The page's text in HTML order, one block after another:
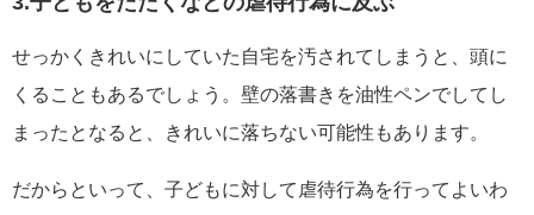
せっかくきれいにしていた自宅を汚されてしまうと、頭に
くることもあるでしょう。壁の落書きを油性ペンでしてし
まったとなると、きれいに落ちない可能性もあります。
だからといって、子どもに対して虐待行為を行ってよいわ